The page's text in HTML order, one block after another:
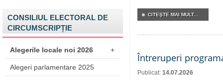
CONSILIUL ELECTORAL DE
CIRCUMSCRIPȚIE
Alegerile locale noi 2026 +
Alegeri parlamentare 2025
CITEŞTE MAI MULT...
Întreruperi
Publicat: 14.07.2026